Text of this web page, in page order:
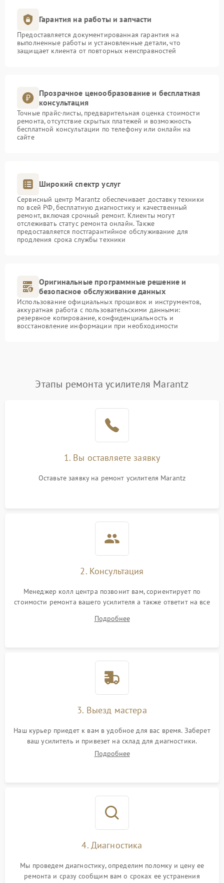
Гарантия на работы и запчасти
Предоставляется документированная гарантия на
выполненные работы и установленные детали, что
защищает клиента от повторных неисправностей
Прозрачное ценообразование и бесплатная
консультация
Точные прайс-листы, предварительная оценка стоимости
ремонта, отсутствие скрытых платежей и возможность
бесплатной консультации по телефону или онлайн на
сайте
Широкий спектр услуг
Сервисный центр Marantz обеспечивает доставку техники
по всей РФ, бесплатную диагностику и качественный
ремонт, включая срочный ремонт. Клиенты могут
отслеживать статус ремонта онлайн. Также
предоставляется постгарантийное обслуживание для
продления срока службы техники
Оригинальные программные решение и
безопасное обслуживание данных
Использование официальных прошивок и инструментов,
аккуратная работа с пользовательскими данными:
резервное копирование, конфиденциальность и
восстановление информации при необходимости
Этапы ремонта усилителя Marantz
1. Вы оставляете заявку
Оставьте заявку на ремонт усилителя Marantz
2. Консультация
Менеджер колл центра позвонит вам, сориентирует по
стоимости ремонта вашего усилителя а также ответит на все
Подробнее
3. Выезд мастера
Наш курьер приедет к вам в удобное для вас время. Заберет
ваш усилитель и привезет на склад для диагностики.
Подробнее
4. Диагностика
Мы проведем диагностику, определим поломку и цену ее
ремонта и сразу сообщим вам о сроках ее устранения